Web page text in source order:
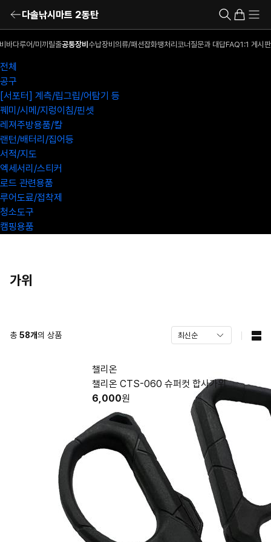
다솔낚시마트 2동탄
바다루어/미끼 릴줄공통장비 수납장비 의류/패션잡화땡처리코너 질문과 대답FAQ1:1 게시판
전체
공구
[서포터] 계측/립그립/어탐기 등
꿰미/시메/지렁이침/핀셋
레져주방용품/칼
랜턴/배터리/집어등
서적/지도
엑세서리/스티커
로드 관련용품
루어도료/접착제
청소도구
캠핑용품
가위
총 58개의 상품
챌리온
챌리온 CTS-060 슈퍼컷 합사가위
6,000원